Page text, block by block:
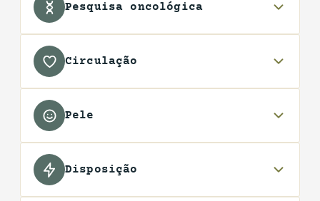
Pesquisa oncológica
Circulação
Pele
Disposição